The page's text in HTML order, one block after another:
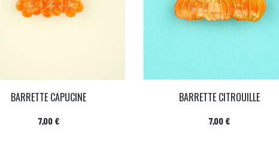
BARRETTE CAPUCINE
Prix
7,00 €
BARRETTE CITROUILLE
Prix
7,00 €